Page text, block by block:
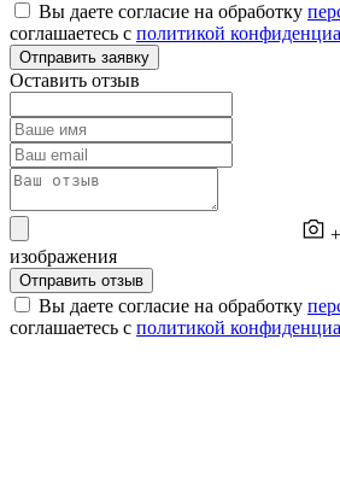
Вы даете согласие на обработку
соглашаетесь с политикой
Отправить заявку
Оставить отзыв
изображения
Отправить отзыв
Вы даете согласие на обработку
соглашаетесь с политикой